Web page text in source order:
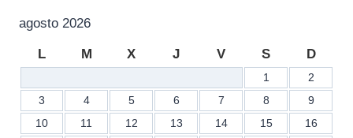
agosto 2026
L M X J V S D
1
2
3
4 5 6 7 8
9
10
11 12 13 14 15
16